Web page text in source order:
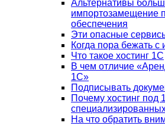
Альтернативы
импортозамещение
обеспечения
Эти опасные
Когда пора бежать с
Что такое хостинг 1С
В чем отличие
1С»
Подписывать
Почему хостинг под
На что обратить